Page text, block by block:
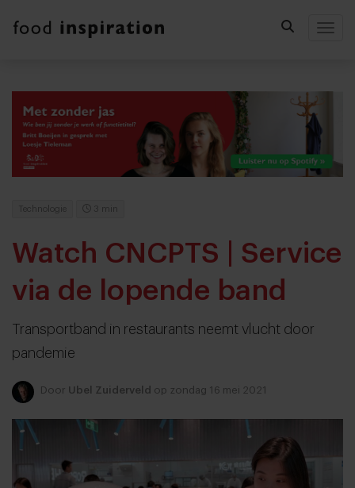
Technologie 3 min
Watch CNCPTS | Service
via de lopende band
Transportband in restaurants neemt vlucht door
pandemie
Door Ubel Zuiderveld op zondag 16 mei 2021